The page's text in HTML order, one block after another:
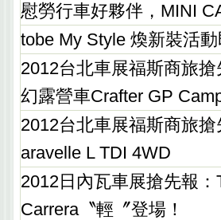
慰勞行車好夥伴，MINI
tobe My Style 煥新裝活
2012台北車展福斯商旅
幻露營車Crafter GP
2012台北車展福斯商旅
aravelle L TDI 4WD
2012日內瓦車展搶先報
Carrera〝輕〞登場！